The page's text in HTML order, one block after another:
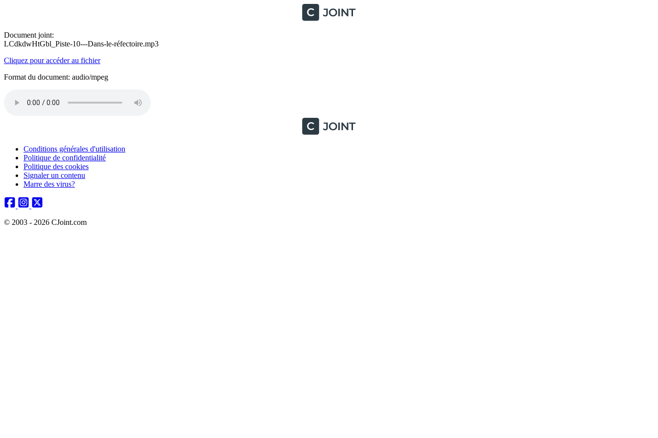
Document joint:
LCdkdwHtGbl_Piste-10---Dans-le-réfectoire.mp3
Cliquez pour accéder au fichier
Format du document: audio/mpeg
Conditions générales d'utilisation
Politique de confidentialité
Politique des cookies
Signaler un contenu
Marre des virus?
© 2003 - 2026 CJoint.com